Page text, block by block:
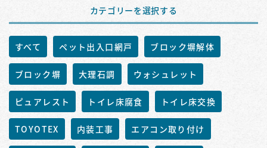
カテゴリーを選択する
すべて ペット出入口網戸 ブロック塀解体
ブロック塀 大理石調 ウォシュレット
ピュアレスト トイレ床腐食 トイレ床交換
TOYOTEX 内装工事 エアコン取り付け